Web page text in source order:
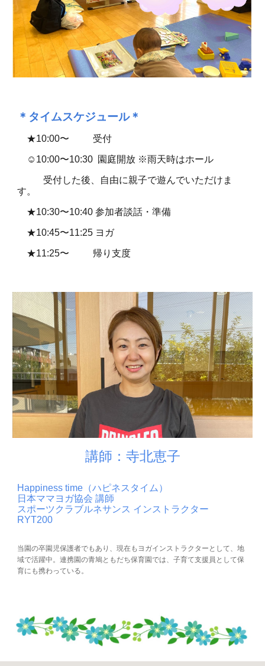
＊タイムスケジュール＊
★10:00〜 受付
☺︎10:00〜10:30 園庭開放 ※雨天時はホール
受付した後、自由に親子で遊んでいただけま
す。
★10:30〜10:40 参加者談話・準備
★10:45〜11:25 ヨガ
★11:25〜 帰り支度
講師：寺北恵子
Happiness time（ハピネスタイム）
日本ママヨガ協会 講師
スポーツクラブルネサンス インストラクター
RYT200
当園の卒園児保護者でもあり、現在もヨガインストラクターとして、地
域で活躍中。連携園の青鳩ともだち保育園では、子育て支援員として保
育にも携わっている。